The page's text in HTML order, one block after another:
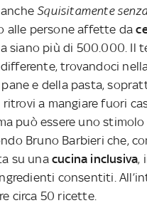
Squisitamente
alle persone affette da
siano più di 500.000. Il
trovandoci
pane e della pasta,
a mangiare fuori
può essere uno stimolo
Bruno Barbieri che,
su una cucina inclusiva,
consentiti.
circa 50 ricette.